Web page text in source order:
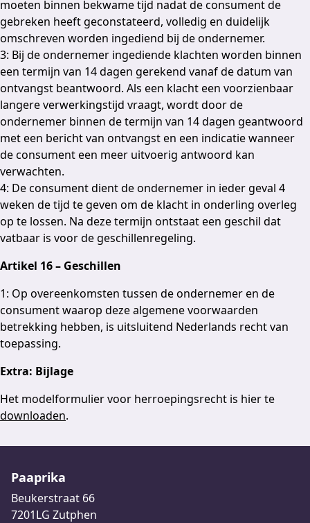
moeten binnen bekwame tijd nadat de consument de
gebreken heeft geconstateerd, volledig en duidelijk
omschreven worden ingediend bij de ondernemer.
3: Bij de ondernemer ingediende klachten worden binnen
een termijn van 14 dagen gerekend vanaf de datum van
ontvangst beantwoord. Als een klacht een voorzienbaar
langere verwerkingstijd vraagt, wordt door de
ondernemer binnen de termijn van 14 dagen geantwoord
met een bericht van ontvangst en een indicatie wanneer
de consument een meer uitvoerig antwoord kan
verwachten.
4: De consument dient de ondernemer in ieder geval 4
weken de tijd te geven om de klacht in onderling overleg
op te lossen. Na deze termijn ontstaat een geschil dat
vatbaar is voor de geschillenregeling.
Artikel 16 – Geschillen
1: Op overeenkomsten tussen de ondernemer en de
consument waarop deze algemene voorwaarden
betrekking hebben, is uitsluitend Nederlands recht van
toepassing.
Extra: Bijlage
Het modelformulier voor herroepingsrecht is hier te
downloaden.
Paaprika
Beukerstraat 66
7201LG Zutphen